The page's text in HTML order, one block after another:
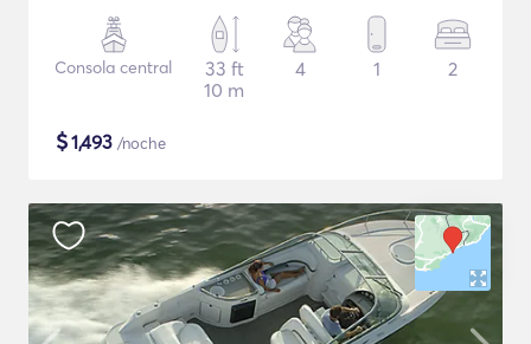
Consola central
33 ft
10 m
4 1 2
$1,493 /noche